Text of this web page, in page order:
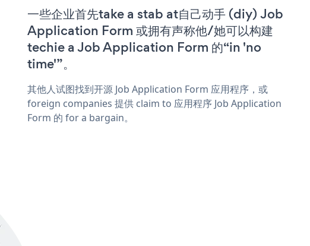
一些企业首先take a stab at自己动手 (diy) Job
Application Form 或拥有声称他/她可以构建
techie a Job Application Form 的“in 'no
time'”。
其他人试图找到开源 Job Application Form 应用程序，或
foreign companies 提供 claim to 应用程序 Job Application
Form 的 for a bargain。